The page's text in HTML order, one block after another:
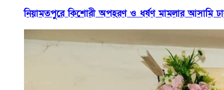
নিয়ামতপুরে কিশোরী অপহরণ ও ধর্ষণ মামলার আসামি